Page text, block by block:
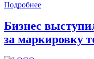
Подробнее
Бизнес
за маркировку